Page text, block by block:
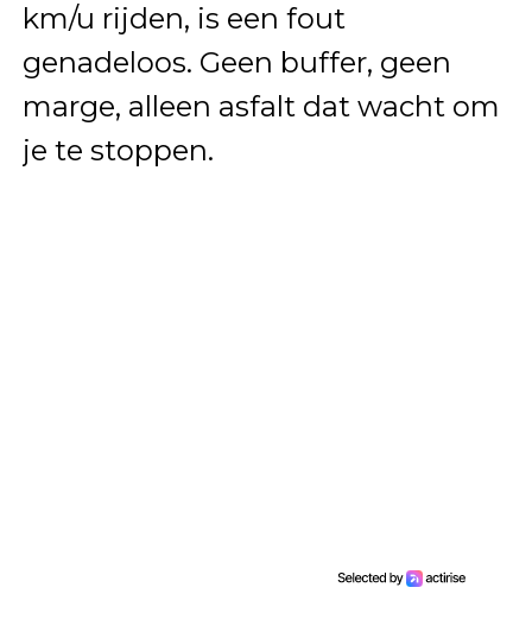
km/u rijden, is een fout
genadeloos. Geen buffer, geen
marge, alleen asfalt dat wacht om
je te stoppen.